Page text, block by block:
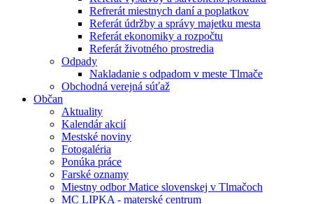
Refrerát miestnych daní a poplatkov
Referát údržby a správy majetku mesta
Referát ekonomiky a rozpočtu
Referát životného prostredia
Odpady
Nakladanie s odpadom v meste Tlmače
Obchodná verejná súťaž
Občan
Aktuality
Kalendár akcií
Mestské noviny
Fotogaléria
Ponúka práce
Farské oznamy
Miestny odbor Matice slovenskej v Tlmačoch
MC LIPKA - materské centrum